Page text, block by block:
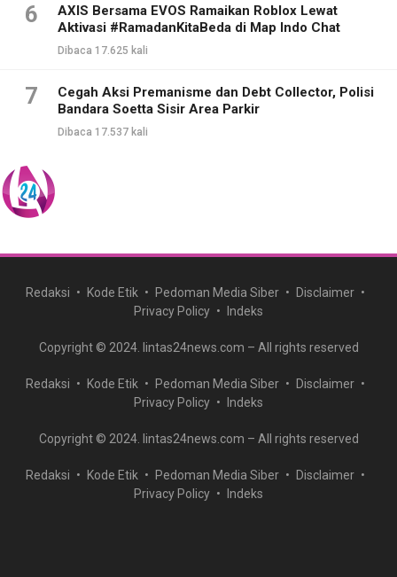
6
AXIS Bersama EVOS Ramaikan Roblox Lewat
Aktivasi #RamadanKitaBeda di Map Indo Chat
Dibaca 17.625 kali
7
Cegah Aksi Premanisme dan Debt Collector, Polisi
Bandara Soetta Sisir Area Parkir
Dibaca 17.537 kali
Redaksi Kode Etik Pedoman Media Siber
Disclaimer
Privacy Policy
Indeks
Copyright © 2024. lintas24news.com – All rights reserved
Redaksi Kode Etik Pedoman Media Siber
Disclaimer
Privacy Policy
Indeks
Copyright © 2024. lintas24news.com – All rights reserved
Redaksi Kode Etik Pedoman Media Siber
Disclaimer
Privacy Policy
Indeks